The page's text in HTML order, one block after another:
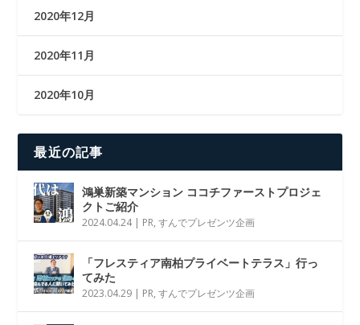
2020年12月
2020年11月
2020年10月
最近の記事
鴻巣新築マンション ココチファーストプロジェ
クトご紹介
2024.04.24| PR,すんでプレゼンツ企画
「フレスティア南柏プライベートテラス」行っ
てみた
2023.04.29 | PR,すんでプレゼンツ企画